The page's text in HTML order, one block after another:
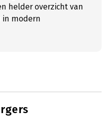
helder overzicht van
in modern